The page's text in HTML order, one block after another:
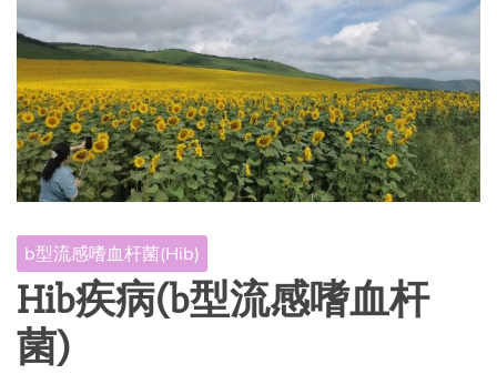
b型流感嗜血杆菌(Hib)
Hib疾病(b型流感嗜血杆
菌)